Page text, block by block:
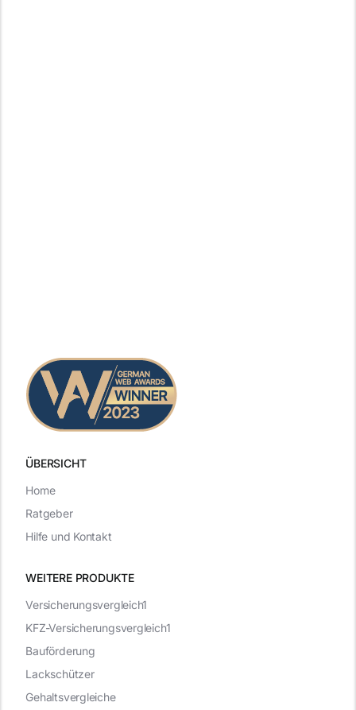
ÜBERSICHT
WEITERE PRODUKTE
Versicherungsvergleich1
KFZ-Versicherungsvergleich1
Bauförderung
Lackschützer
Gehaltsvergleiche
Home
Ratgeber
Hilfe und Kontakt